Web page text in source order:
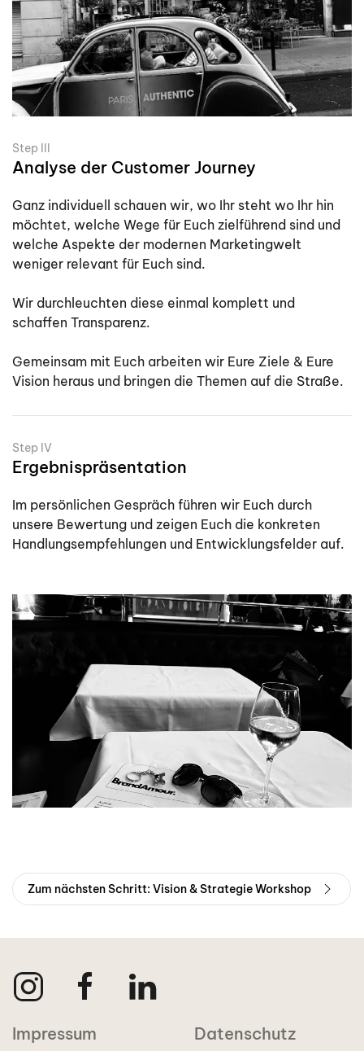
Step III
Analyse der Customer Journey
Ganz individuell schauen wir, wo Ihr steht wo Ihr hin
möchtet, welche Wege für Euch zielführend sind und
welche Aspekte der modernen Marketingwelt
weniger relevant für Euch sind.
Wir durchleuchten diese einmal komplett und
schaffen Transparenz.
Gemeinsam mit Euch arbeiten wir Eure Ziele & Eure
Vision heraus und bringen die Themen auf die Straße.
Step IV
Ergebnispräsentation
Im persönlichen Gespräch führen wir Euch durch
unsere Bewertung und zeigen Euch die konkreten
Handlungsempfehlungen und Entwicklungsfelder auf.
Zum nächsten Schritt: Vision & Strategie Workshop
Impressum Datenschutz